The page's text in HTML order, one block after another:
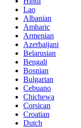
Lao
Albanian
Amharic
Armenian
Azerbaijani
Belarusian
Bengali
Bosnian
Bulgarian
Cebuano
Chichewa
Corsican
Croatian
Dutch